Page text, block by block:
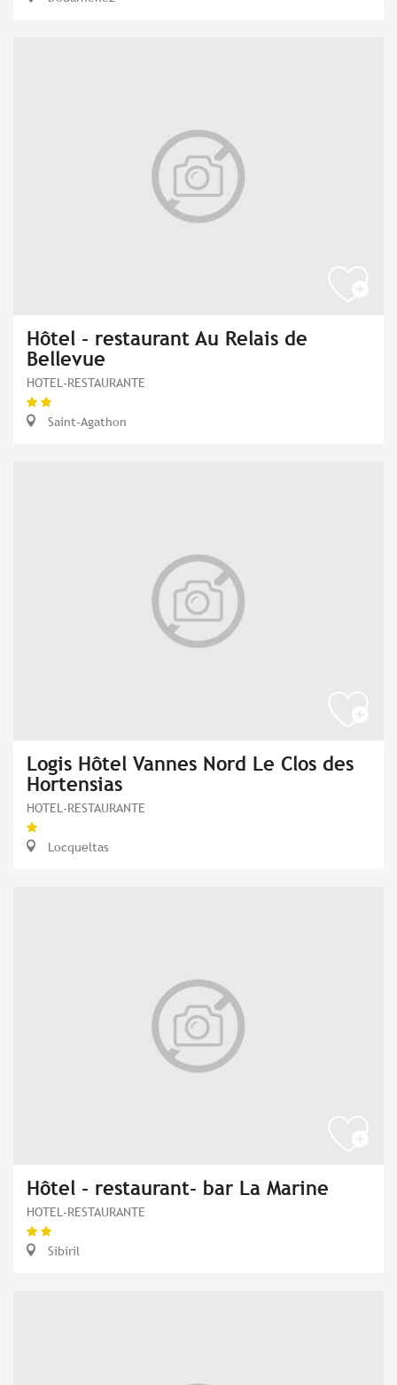
Hôtel - restaurant Au Relais de
Bellevue
HOTEL-RESTAURANTE
Saint-Agathon
Logis Hôtel Vannes Nord Le Clos des
Hortensias
HOTEL-RESTAURANTE
Locqueltas
Hôtel - restaurant- bar La Marine
HOTEL-RESTAURANTE
Sibiril